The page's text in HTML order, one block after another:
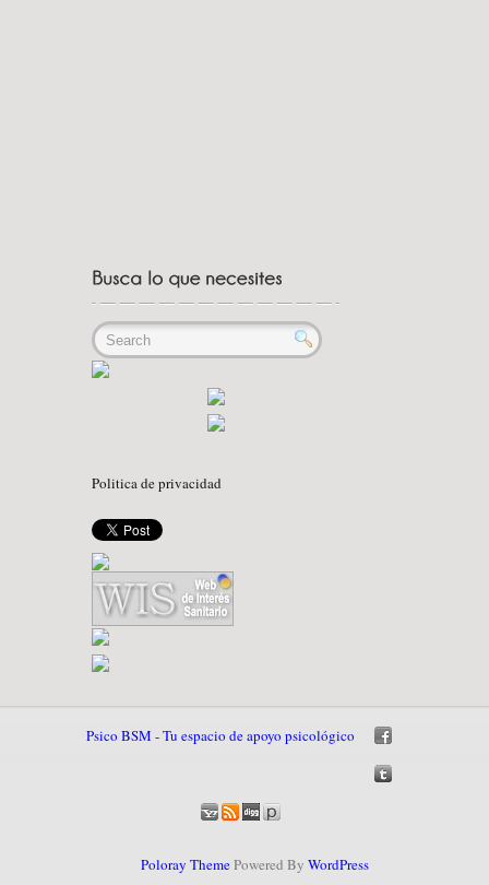
Politica de privacidad
Psico BSM - Tu espacio de apoyo psicológico
Poloray ThemePowered ByWordPress